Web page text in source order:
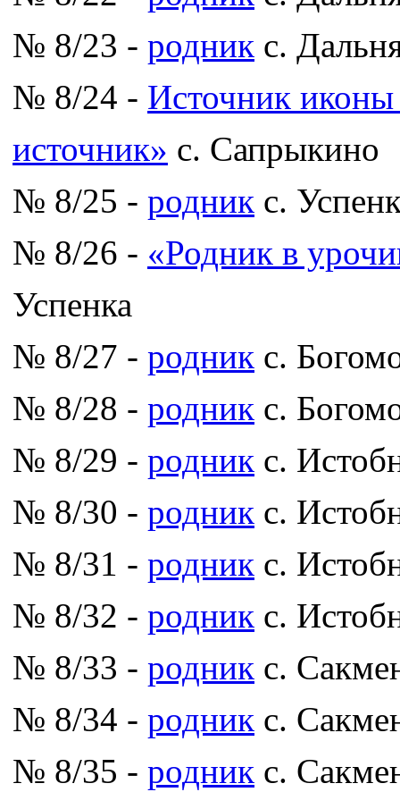
№ 8/23 - родник с.
№ 8/24 - Источник
источник» с. Сапрыкино
№ 8/25 - родник с.
№ 8/26 - «Родник в
Успенка
№ 8/27 - родник с.
№ 8/28 - родник с.
№ 8/29 - родник с.
№ 8/30 - родник с.
№ 8/31 - родник с.
№ 8/32 - родник с.
№ 8/33 - родник с.
№ 8/34 - родник с.
№ 8/35 - родник с.